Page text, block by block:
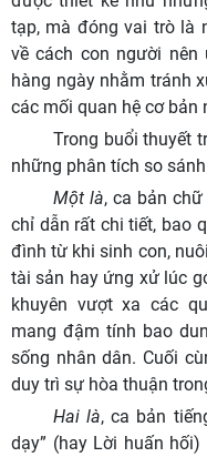
tạp, mà đóng vai trò là
về cách con người
hàng ngày nhằm tránh
các mối quan hệ cơ bản
Trong buổi thuyết
những phân tích so
Một là, ca bản
chỉ dẫn rất chi tiết, bao
đình từ khi sinh con,
tài sản hay ứng xử lúc
khuyên vượt xa các
mang đậm tính bao
sống nhân dân. Cuối
duy trì sự hòa thuận
Hai là, ca bản
dạy” (hay Lời huấn